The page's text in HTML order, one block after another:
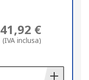
41,92 €
(IVA inclusa)